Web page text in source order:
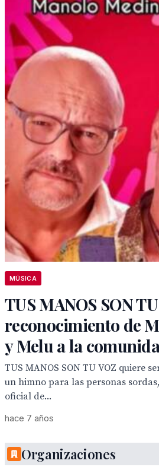
MÚSICA
TUS MANOS SON
reconocimiento de
y Melu a la
TUS MANOS SON TU VOZ quiere
un himno para las personas
oficial de...
hace 7 años
Organizaciones